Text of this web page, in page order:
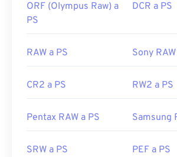
ORF (Olympus Raw) a
PS
DCR a PS
RAW a PS Sony
CR2 a PS RW2 a PS
Pentax RAW a PS Samsung
SRW a PS PEF a PS